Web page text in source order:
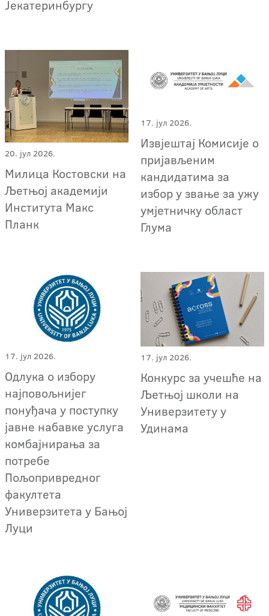
Јекатеринбургу
20. јул 2026.
Милица Костовски на
Љетњој академији
Института Макс
Планк
17. јул 2026.
Извјештај Комисије о
пријављеним
кандидатима за
избор у звање за ужу
умјетничку област
Глума
17. јул 2026.
Одлука о избору
најповољнијег
понуђача у поступку
јавне набавке услуга
комбајнирања за
потребе
Пољопривредног
факултета
Универзитета у Бањој
Луци
17. јул 2026.
Конкурс за учешће на
Љетњој школи на
Универзитету у
Удинама